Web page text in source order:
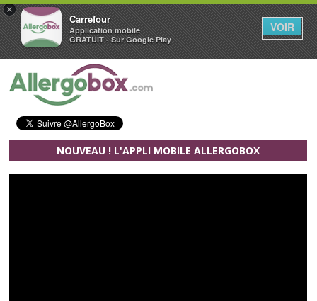
×
Carrefour
Application mobile
GRATUIT - Sur Google Play
VOIR
Aller au contenu principal
NOUVEAU ! L'APPLI MOBILE ALLERGOBOX